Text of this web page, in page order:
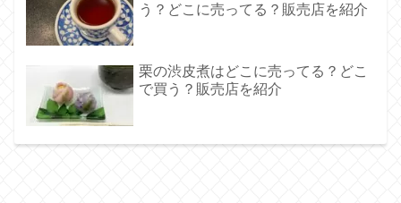
う？どこに売ってる？販売店を紹介
栗の渋皮煮はどこに売ってる？どこ
で買う？販売店を紹介